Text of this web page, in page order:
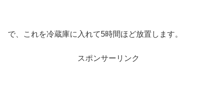
で、これを冷蔵庫に入れて5時間ほど放置します。
スポンサーリンク